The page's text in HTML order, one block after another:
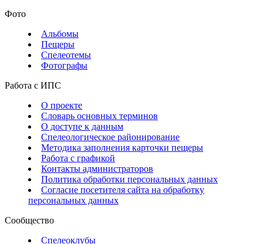
Фото
Альбомы
Пещеры
Спелеотемы
Фотографы
Работа с ИПС
О проекте
Словарь основных терминов
О доступе к данным
Спелеологическое районирование
Методика заполнения карточки пещеры
Работа с графикой
Контакты администраторов
Политика обработки персональных данных
Согласие посетителя сайта на обработку
персональных данных
Сообщество
Спелеоклубы